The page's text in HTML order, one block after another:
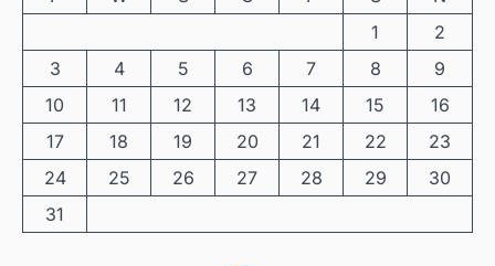
1
2
3
4 5 6 7 8
9
10
11 12 13 14 15
16
17
18 19 20 21 22
23
24
25 26 27 28 29
30
31